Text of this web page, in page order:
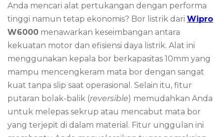
Anda mencari alat pertukangan dengan performa
tinggi namun tetap ekonomis? Bor listrik dari Wipro
W6000 menawarkan keseimbangan antara
kekuatan motor dan efisiensi daya listrik. Alat ini
menggunakan kepala bor berkapasitas 10mm yang
mampu mencengkeram mata bor dengan sangat
kuat tanpa slip saat operasional. Selain itu, fitur
putaran bolak-balik (reversible) memudahkan Anda
untuk melepas sekrup atau mencabut mata bor
yang terjepit di dalam material. Fitur unggulan ini